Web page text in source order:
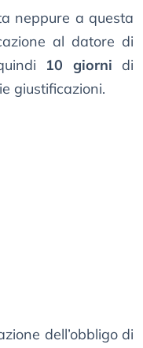
neppure a questa
al datore di
10 giorni di
giustificazioni.
dell’obbligo di